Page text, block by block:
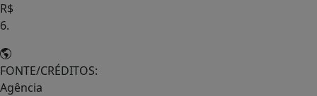
R$
6.
FONTE/CRÉDITOS:
Agência